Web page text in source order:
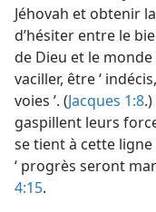
Jéhovah et obtenir
d’hésiter entre le
de Dieu et le
vaciller, être ‘
voies ’. (Jacques 1:8
gaspillent leurs
se tient à cette
‘ progrès seront
4:15.